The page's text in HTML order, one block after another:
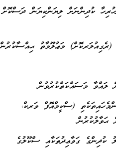
ކުދިންނަށް ލިޔަންކިޔަން ދަސްކޮށް
(ސްކީމްއޮފް ވަރކް،
ޙަވާލުކުރުން
ކުދިންގެ ގަވާޢިދުތަކާއި ސްކޫލުގެ